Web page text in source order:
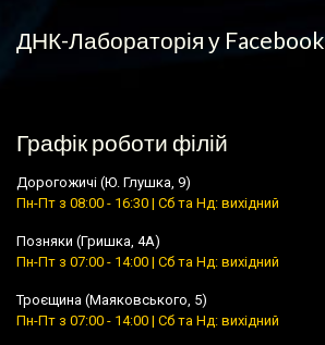
ДНК-Лабораторія у Facebook
Графік роботи філій
Дорогожичі (Ю. Глушка, 9)
Пн-Пт з 08:00 - 16:30 | Сб та Нд: вихідний
Позняки (Гришка, 4А)
Пн-Пт з 07:00 - 14:00 | Сб та Нд: вихідний
Троєщина (Маяковського, 5)
Пн-Пт з 07:00 - 14:00 | Сб та Нд: вихідний